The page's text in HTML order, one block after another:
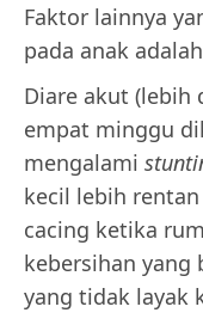
Faktor lainnya
pada anak adalah
Diare akut (lebih
empat minggu
mengalami
kecil lebih
cacing ketika
kebersihan
yang tidak layak